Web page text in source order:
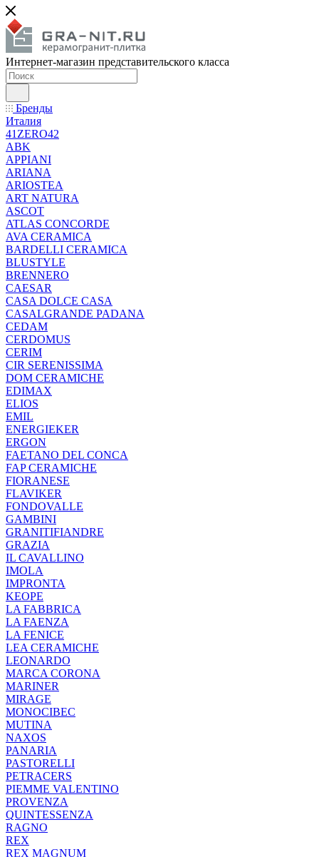
Интернет-магазин представительского класса
Бренды
Италия
41ZERO42
ABK
APPIANI
ARIANA
ARIOSTEA
ART NATURA
ASCOT
ATLAS CONCORDE
AVA CERAMICA
BARDELLI CERAMICA
BLUSTYLE
BRENNERO
CAESAR
CASA DOLCE CASA
CASALGRANDE PADANA
CEDAM
CERDOMUS
CERIM
CIR SERENISSIMA
DOM CERAMICHE
EDIMAX
ELIOS
EMIL
ENERGIEKER
ERGON
FAETANO DEL CONCA
FAP CERAMICHE
FIORANESE
FLAVIKER
FONDOVALLE
GAMBINI
GRANITIFIANDRE
GRAZIA
IL CAVALLINO
IMOLA
IMPRONTA
KEOPE
LA FABBRICA
LA FAENZA
LA FENICE
LEA CERAMICHE
LEONARDO
MARCA CORONA
MARINER
MIRAGE
MONOCIBEC
MUTINA
NAXOS
PANARIA
PASTORELLI
PETRACERS
PIEMME VALENTINO
PROVENZA
QUINTESSENZA
RAGNO
REX
REX MAGNUM